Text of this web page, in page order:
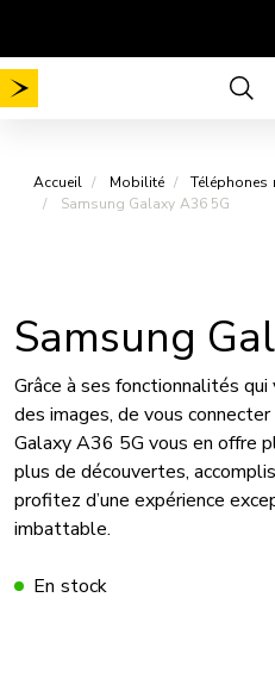
contenu
Accueil Mobilité Téléphones
Samsung Galaxy A36 5G
Samsung
Grâce à ses fonctionnalités
des images, de vous
Galaxy A36 5G vous en offre
plus de découvertes,
profitez d’une expérience
imbattable.
En stock